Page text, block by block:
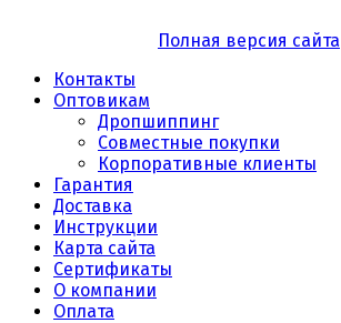
Полная версия сайта
Контакты
Оптовикам
Дропшиппинг
Совместные покупки
Корпоративные клиенты
Гарантия
Доставка
Инструкции
Карта сайта
Сертификаты
О компании
Оплата